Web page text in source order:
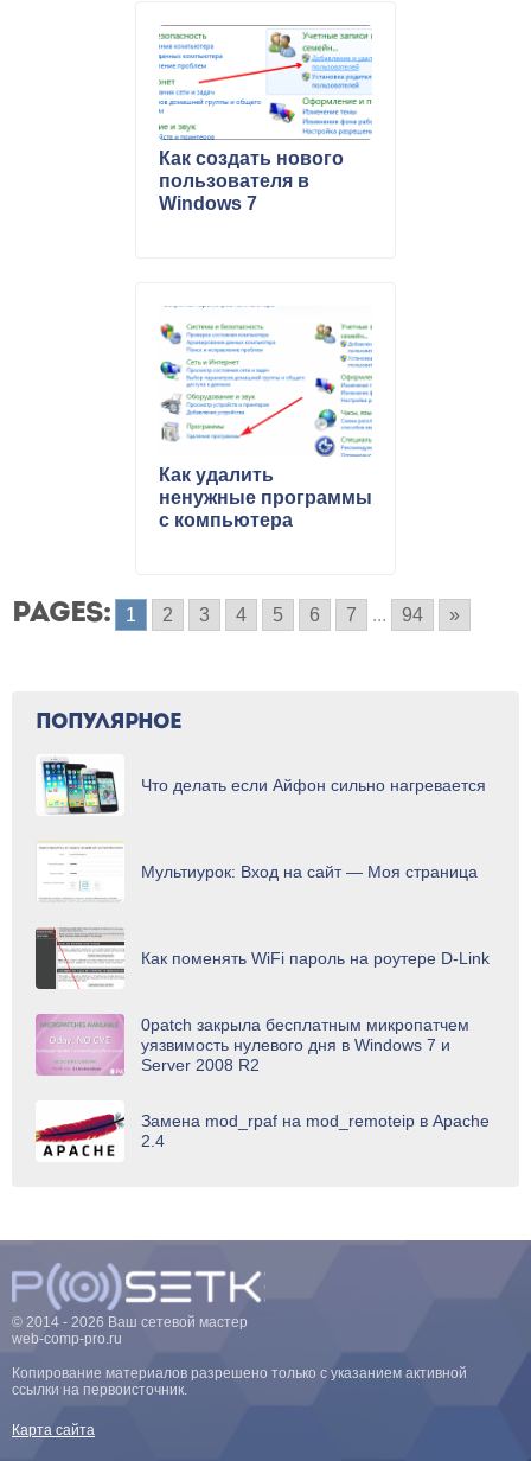
Как создать нового
пользователя в
Windows 7
Как удалить
ненужные программы
с компьютера
PAGES: 1 2 3 4 5 6 7 ... 94 »
ПОПУЛЯРНОЕ
Что делать если Айфон сильно нагревается
Мультиурок: Вход на сайт — Моя страница
Как поменять WiFi пароль на роутере D-Link
0patch закрыла бесплатным микропатчем
уязвимость нулевого дня в Windows 7 и
Server 2008 R2
Замена mod_rpaf на mod_remoteip в Apache
2.4
© 2014 - 2026 Ваш сетевой мастер
web-comp-pro.ru
Копирование материалов разрешено только с указанием активной
ссылки на первоисточник.
Карта сайта